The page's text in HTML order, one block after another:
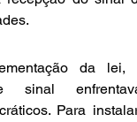
da lei,
sinal
Para